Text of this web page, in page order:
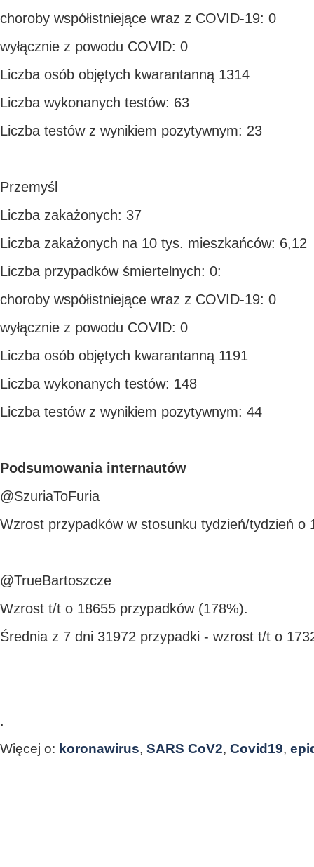
choroby współistniejące wraz z COVID-19: 0
wyłącznie z powodu COVID: 0
Liczba osób objętych kwarantanną 1314
Liczba wykonanych testów: 63
Liczba testów z wynikiem pozytywnym: 23
Przemyśl
Liczba zakażonych: 37
Liczba zakażonych na 10 tys. mieszkańców: 6,12
Liczba przypadków śmiertelnych: 0:
choroby współistniejące wraz z COVID-19: 0
wyłącznie z powodu COVID: 0
Liczba osób objętych kwarantanną 1191
Liczba wykonanych testów: 148
Liczba testów z wynikiem pozytywnym: 44
Podsumowania internautów
@SzuriaToFuria
Wzrost przypadków w stosunku tydzień/tydzień o
@TrueBartoszcze
Wzrost t/t o 18655 przypadków (178%).
Średnia z 7 dni 31972 przypadki - wzrost t/t o
.
Więcej o: koronawirus, SARS CoV2, Covid19,